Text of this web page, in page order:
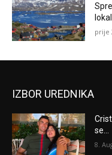
prije
IZBOR UREDNIKA
se...
8.